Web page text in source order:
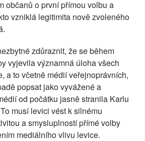
občanů o první přímou volbu a
vzniklá legitimita nově zvoleného
zdůraznit, že se během
vyjevila významná úloha všech
a to včetně médií veřejnoprávních,
popsat jako vyvážené a
od počátku jasně stranila Karlu
musí levici vést k silnému
a smysluplností přímé volby
mediálního vlivu levice.